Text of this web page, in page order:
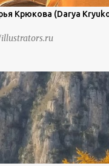
Крюкова (Darya